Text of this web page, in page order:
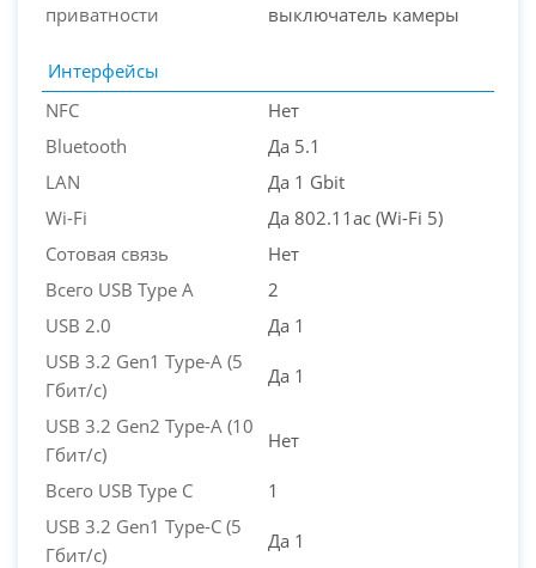
приватности
выключатель камеры
Интерфейсы
NFC
Нет
Bluetooth
Да 5.1
LAN
Да 1 Gbit
Wi-Fi
Да 802.11ac (Wi-Fi 5)
Сотовая связь
Нет
Всего USB Type A
2
USB 2.0
Да 1
USB 3.2 Gen1 Type-A (5
Гбит/с)
Да 1
USB 3.2 Gen2 Type-A (10
Гбит/с)
Нет
Всего USB Type C
1
USB 3.2 Gen1 Type-C (5
Гбит/с)
Да 1